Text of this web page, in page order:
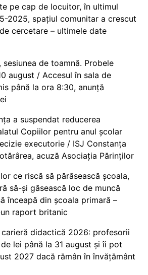
pe cap de locuitor, în ultimul
2025, spațiul comunitar a crescut
cercetare – ultimele date
sesiunea de toamnă. Probele
august / Accesul în sala de
până la ora 8:30, anunță
a suspendat reducerea
Copiilor pentru anul școlar
executorie / ISJ Constanța
acuză Asociația Părinților
ce riscă să părăsească școala,
să-și găsească loc de muncă
înceapă din școala primară –
raport britanic
carieră didactică 2026: profesorii
lei până la 31 august și îi pot
2027 dacă rămân în învățământ